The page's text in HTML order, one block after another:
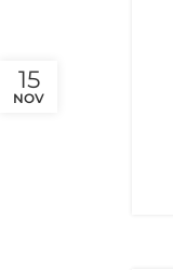
15
NOV